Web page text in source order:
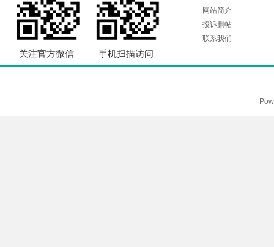
关注官方微信 手机扫描访问
网站简介
投诉删帖
联系我们